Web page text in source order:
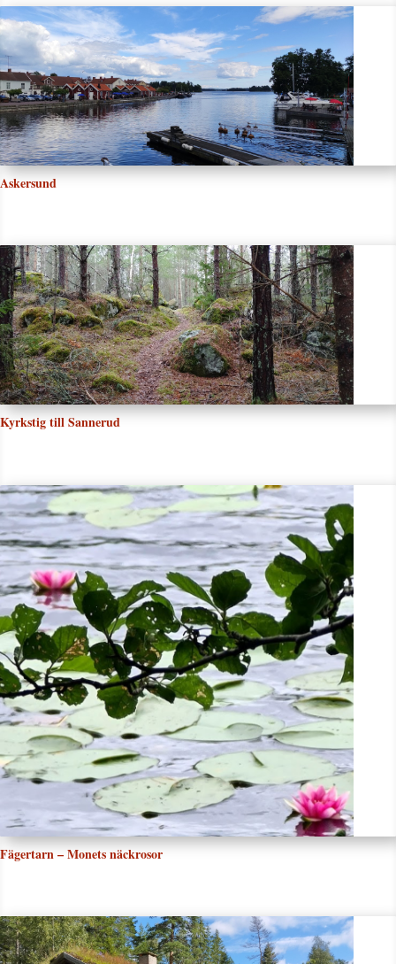
Askersund
Kyrkstig till Sannerud
Fägertarn – Monets näckrosor